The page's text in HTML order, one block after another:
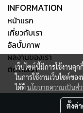
INFORMATION
หน้าแรก
เกี่ยวกับเรา
อัลบั้มภาพ
ผลงานของเรา
ติดต่อเรา
Copy right by
เว็บไซต์นี้มีการใช้งานคุ
ในการใช้งานเว็บไซต์ขอ
ได้ที่นโยบายความเป็นส่
ตั้งค่